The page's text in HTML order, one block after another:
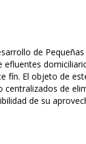
de
efluentes
fín. El objeto de
centralizados de
de su